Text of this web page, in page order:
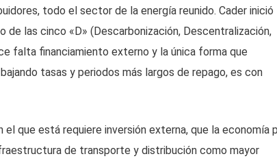
todo el sector de la energía reunido. Cader inició
las cinco «D» (Descarbonización, Descentralización,
falta financiamiento externo y la única forma que
tasas y periodos más largos de repago, es con
que está requiere inversión externa, que la economía
de transporte y distribución como mayor